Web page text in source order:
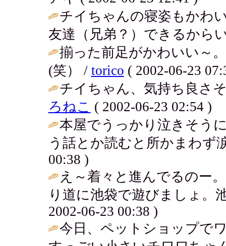
チイちゃんの寝姿もかわ
友達（兄弟？）できるから
揃った前足がかわいい～
(笑） / torico ( 2002-06-23
チイちゃん、気持ち良さ
ろねこ ( 2002-06-23 02:54 )
本屋でうっかり泣きそう
う話とか読むと所かまわず
00:38 )
え～着々と進んでるのー
り道に池袋で遊びましょ。
2002-06-23 00:38 )
今日、ペットショップで